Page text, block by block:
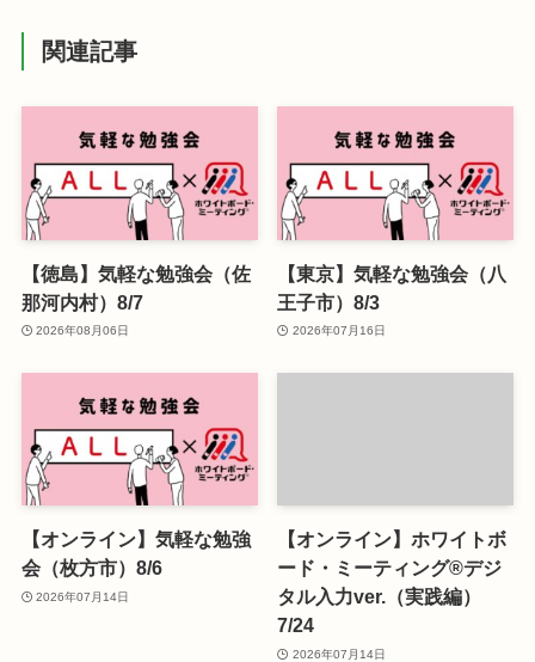
関連記事
【徳島】気軽な勉強会（佐
那河内村）8/7
2026年08月06日
【東京】気軽な勉強会（八
王子市）8/3
2026年07月16日
【オンライン】気軽な勉強
会（枚方市）8/6
2026年07月14日
【オンライン】ホワイトボ
ード・ミーティング®デジ
タル入力ver.（実践編）
7/24
2026年07月14日